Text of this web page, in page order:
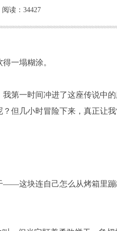
阅读：34427
一塌糊涂。
我第一时间冲进了这座传说
但几小时冒险下来，真正让
——这块连自己怎么从烤箱里